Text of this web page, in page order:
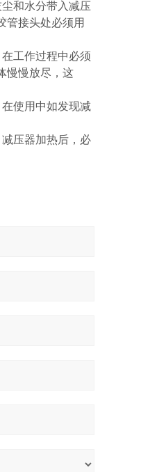
和水分带入减压
管接头处必须用
工作过程中必须
慢慢放尽，这
使用中如发现减
压器加热后，必